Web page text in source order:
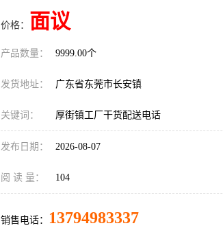
价格： 面议
产品数量： 9999.00个
发货地址： 广东省东莞市长安镇
关键词： 厚街镇工厂干货配送电话
发布日期： 2026-08-07
阅 读 量： 104
销售电话： 13794983337